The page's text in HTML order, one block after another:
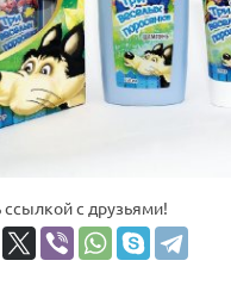
ссылкой с друзьями!